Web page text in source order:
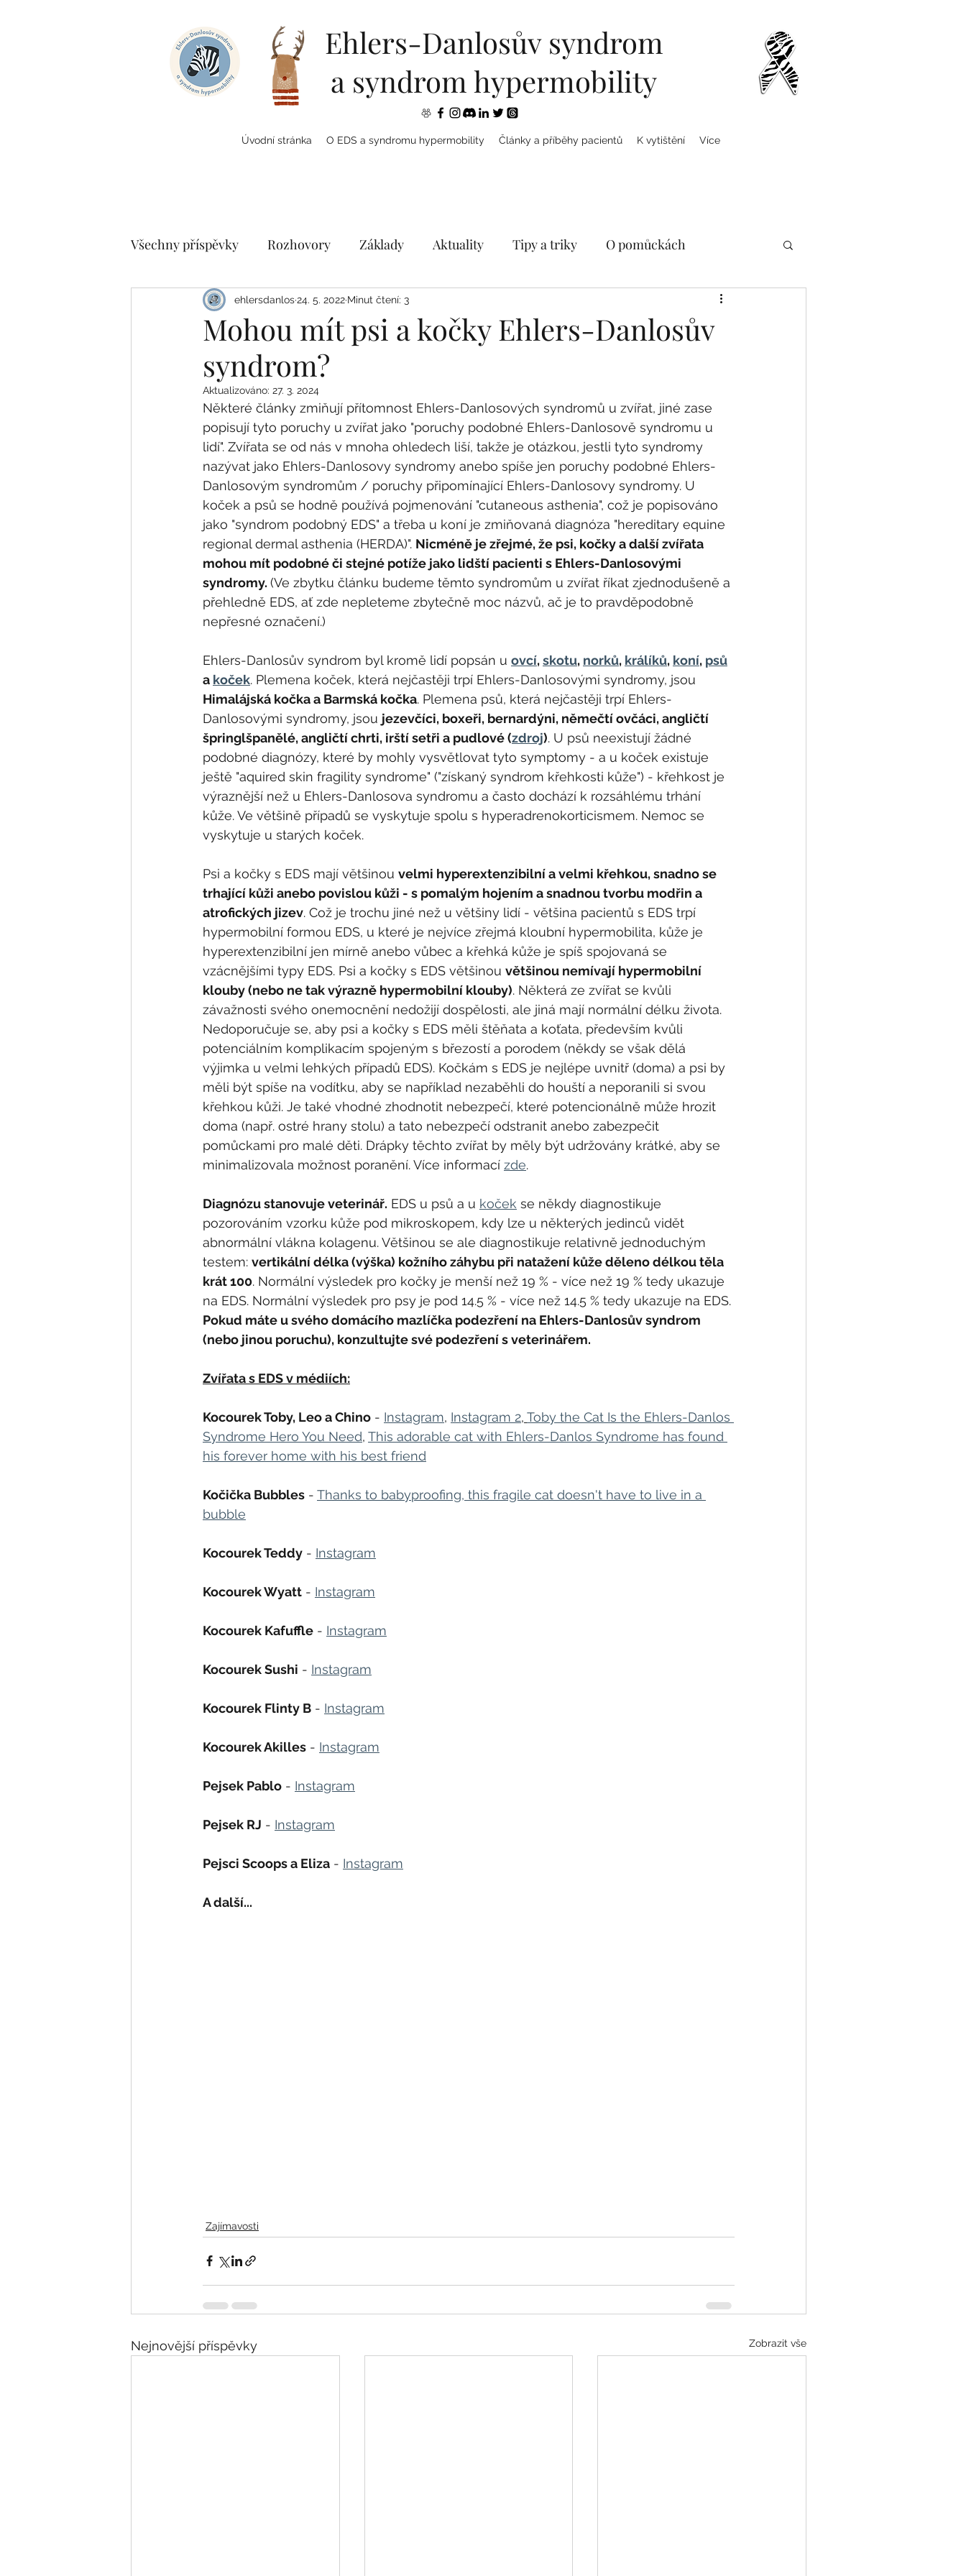
Ehlers-Danlosův syndrom
a syndrom hypermobility
Úvodní stránka O EDS a syndromu hypermobility Články a příběhy pacientů K vytištění Více
Všechny příspěvky Rozhovory Základy Aktuality Tipy a triky O pomůckách
Lékaři a terapeuti Livestreamy EDS, autismus, dysautonomie EDS & psychické zdraví
Mýty a mylné představy Co neříkat
Mohou mít psi a kočky Ehlers-Danlosův
syndrom?
ehlersdanlos24. 5. 2022 Minut čtení: 3
Aktualizováno: 27. 3. 2024
Některé články zmiňují přítomnost Ehlers-Danlosových syndromů u zvířat, jiné zase
popisují tyto poruchy u zvířat jako "poruchy podobné Ehlers-Danlosově syndromu u
lidí". Zvířata se od nás v mnoha ohledech liší, takže je otázkou, jestli tyto syndromy
nazývat jako Ehlers-Danlosovy syndromy anebo spíše jen poruchy podobné Ehlers-
Danlosovým syndromům / poruchy připomínající Ehlers-Danlosovy syndromy. U
koček a psů se hodně používá pojmenování "cutaneous asthenia", což je popisováno
jako "syndrom podobný EDS" a třeba u koní je zmiňovaná diagnóza "hereditary equine
regional dermal asthenia (HERDA)". Nicméně je zřejmé, že psi, kočky a další zvířata
mohou mít podobné či stejné potíže jako lidští pacienti s Ehlers-Danlosovými
syndromy. (Ve zbytku článku budeme těmto syndromům u zvířat říkat zjednodušeně a
přehledně EDS, ať zde nepleteme zbytečně moc názvů, ač je to pravděpodobně
nepřesné označení.)
Ehlers-Danlosův syndrom byl kromě lidí popsán u ovcí, skotu, norků, králíků, koní, psů
a koček. Plemena koček, která nejčastěji trpí Ehlers-Danlosovými syndromy, jsou
Himalájská kočka a Barmská kočka. Plemena psů, která nejčastěji trpí Ehlers-
Danlosovými syndromy, jsou jezevčíci, boxeři, bernardýni, němečtí ovčáci, angličtí
špringlšpanělé, angličtí chrti, irští setři a pudlové (zdroj). U psů neexistují žádné
podobné diagnózy, které by mohly vysvětlovat tyto symptomy - a u koček existuje
ještě "aquired skin fragility syndrome" ("získaný syndrom křehkosti kůže") - křehkost je
výraznější než u Ehlers-Danlosova syndromu a často dochází k rozsáhlému trhání
kůže. Ve většině případů se vyskytuje spolu s hyperadrenokorticismem. Nemoc se
vyskytuje u starých koček.
Psi a kočky s EDS mají většinou velmi hyperextenzibilní a velmi křehkou, snadno se
trhající kůži anebo povislou kůži - s pomalým hojením a snadnou tvorbu modřin a
atrofických jizev. Což je trochu jiné než u většiny lidí - většina pacientů s EDS trpí
hypermobilní formou EDS, u které je nejvíce zřejmá kloubní hypermobilita, kůže je
hyperextenzibilní jen mírně anebo vůbec a křehká kůže je spíš spojovaná se
vzácnějšími typy EDS. Psi a kočky s EDS většinou většinou nemívají hypermobilní
klouby (nebo ne tak výrazně hypermobilní klouby). Některá ze zvířat se kvůli
závažnosti svého onemocnění nedožijí dospělosti, ale jiná mají normální délku života.
Nedoporučuje se, aby psi a kočky s EDS měli štěňata a koťata, především kvůli
potenciálním komplikacím spojeným s březostí a porodem (někdy se však dělá
výjimka u velmi lehkých případů EDS). Kočkám s EDS je nejlépe uvnitř (doma) a psi by
měli být spíše na vodítku, aby se například nezaběhli do houští a neporanili si svou
křehkou kůži. Je také vhodné zhodnotit nebezpečí, které potencionálně může hrozit
doma (např. ostré hrany stolu) a tato nebezpečí odstranit anebo zabezpečit
pomůckami pro malé děti. Drápky těchto zvířat by měly být udržovány krátké, aby se
minimalizovala možnost poranění. Více informací zde.
Diagnózu stanovuje veterinář. EDS u psů a u koček se někdy diagnostikuje
pozorováním vzorku kůže pod mikroskopem, kdy lze u některých jedinců vidět
abnormální vlákna kolagenu. Většinou se ale diagnostikuje relativně jednoduchým
testem: vertikální délka (výška) kožního záhybu při natažení kůže děleno délkou těla
krát 100. Normální výsledek pro kočky je menší než 19 % - více než 19 % tedy ukazuje
na EDS. Normální výsledek pro psy je pod 14.5 % - více než 14.5 % tedy ukazuje na EDS.
Pokud máte u svého domácího mazlíčka podezření na Ehlers-Danlosův syndrom
(nebo jinou poruchu), konzultujte své podezření s veterinářem.
Zvířata s EDS v médiích:
Kocourek Toby, Leo a Chino - Instagram, Instagram 2, Toby the Cat Is the Ehlers-Danlos
Syndrome Hero You Need, This adorable cat with Ehlers-Danlos Syndrome has found
his forever home with his best friend
Kočička Bubbles - Thanks to babyproofing, this fragile cat doesn't have to live in a
bubble
Kocourek Teddy - Instagram
Kocourek Wyatt - Instagram
Kocourek Kafuffle - Instagram
Kocourek Sushi - Instagram
Kocourek Flinty B - Instagram
Kocourek Akilles - Instagram
Pejsek Pablo - Instagram
Pejsek RJ - Instagram
Pejsci Scoops a Eliza - Instagram
A další...
Zajímavosti
Nejnovější příspěvky Zobrazit vše